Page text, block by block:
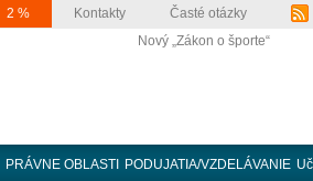
2 % Kontakty Časté otázky
Nový „Zákon o športe“
PRÁVNE OBLASTI PODUJATIA/VZDELÁVANIE